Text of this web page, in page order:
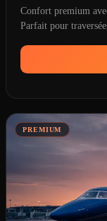
Confort premium
Parfait pour
PREMIUM